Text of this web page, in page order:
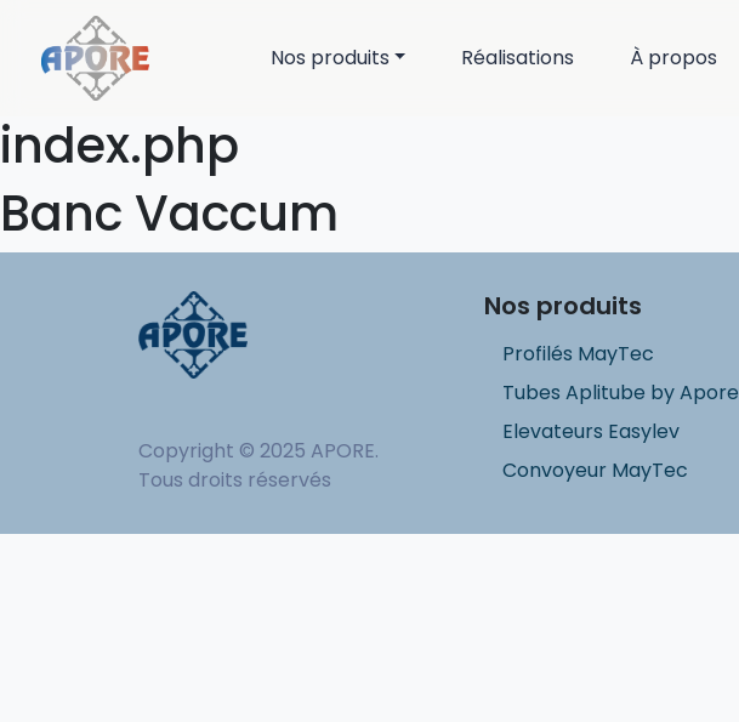
Nos produits Réalisations À propos
index.php
Banc Vaccum
Copyright © 2025 APORE.
Tous droits réservés
Nos produits
Profilés MayTec
Tubes Aplitube by Apore
Elevateurs Easylev
Convoyeur MayTec